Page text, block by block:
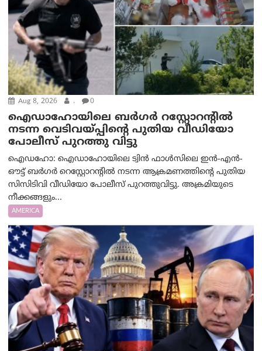
Aug 8, 2026 . 0
ഐഡാഹോയിലെ ബർഗർ റസ്റ്റോറന്റിൽ
നടന്ന വെടിവയ്പ്പിന്റെ പുതിയ വീഡിയോ
പോലീസ് പുറത്തു വിട്ടു
ഐഡഹോ: ഐഡാഹോയിലെ ട്വിൻ ഫാൾസിലെ ഇൻ-എൻ-
ഔട്ട് ബർഗർ റെസ്റ്റോറന്റിൽ നടന്ന ആക്രമണത്തിന്റെ പുതിയ
സിസിടിവി വീഡിയോ പോലീസ് പുറത്തുവിട്ടു. അക്രമിയുടെ
നീക്കങ്ങളും...
AMERICA